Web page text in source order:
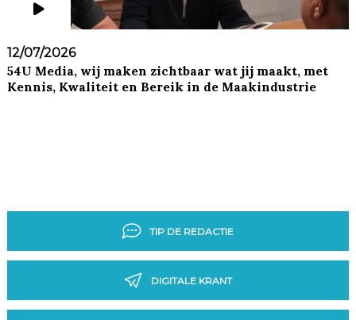
12/07/2026
54U Media, wij maken zichtbaar wat jij maakt, met
Kennis, Kwaliteit en Bereik in de Maakindustrie
TIP DE REDACTIE
DIGITALE KRANT